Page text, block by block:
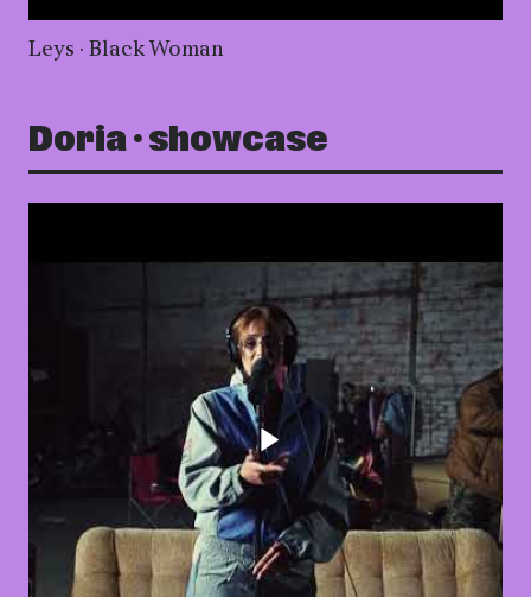
Leys · Black Woman
Doria · showcase
Lancer la vidéo - Doria